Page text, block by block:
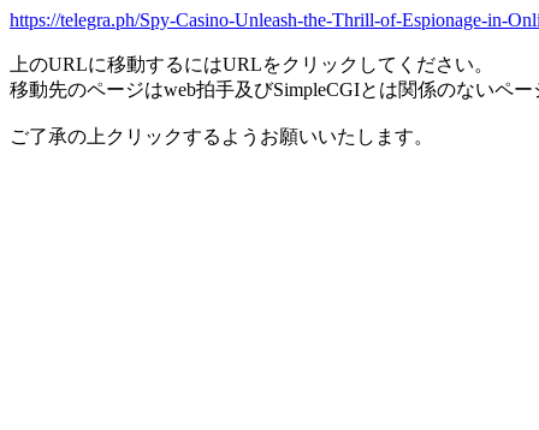
https://telegra.ph/Spy-Casino-Unleash-the-Thrill-of-Espionage-in-
上のURLに移動するにはURLをクリックしてください。
移動先のページはweb拍手及びSimpleCGIとは関係のないペ
ご了承の上クリックするようお願いいたします。